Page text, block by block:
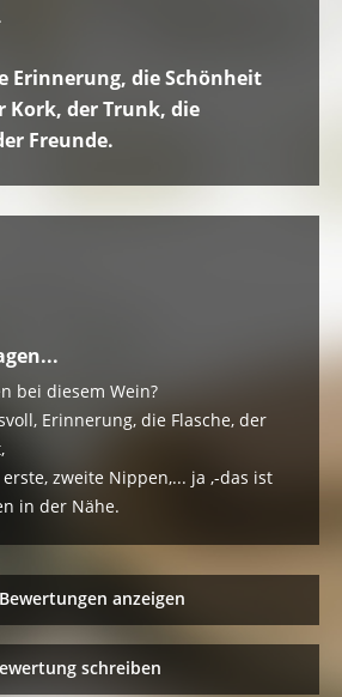
Erinnerung, die Schönheit
Kork, der Trunk, die
Freunde.
bei diesem Wein?
Erinnerung, die Flasche, der
zweite Nippen,... ja ,-das ist
in der Nähe.
anzeigen
schreiben